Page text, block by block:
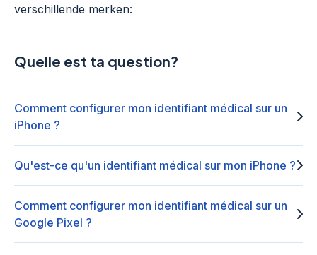
verschillende merken:
Quelle est ta question?
Comment configurer mon identifiant médical sur un
iPhone ?
Qu'est-ce qu'un identifiant médical sur mon iPhone ?
Comment configurer mon identifiant médical sur un
Google Pixel ?